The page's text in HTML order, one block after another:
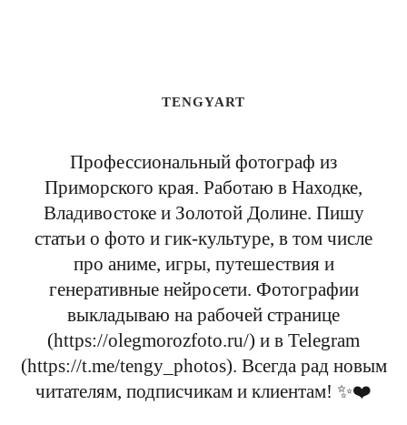
TENGYART
Профессиональный фотограф из
Приморского края. Работаю в Находке,
Владивостоке и Золотой Долине. Пишу
статьи о фото и гик-культуре, в том числе
про аниме, игры, путешествия и
генеративные нейросети. Фотографии
выкладываю на рабочей странице
(https://olegmorozfoto.ru/) и в Telegram
(https://t.me/tengy_photos). Всегда рад новым
читателям, подписчикам и клиентам! ✨❤️